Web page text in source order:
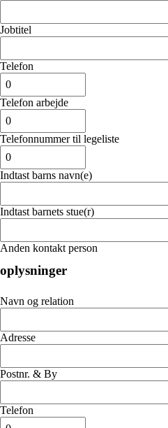
Jobtitel
Telefon
Telefon arbejde
Telefonnummer til legeliste
Indtast barns navn(e)
Indtast barnets stue(r)
Anden kontakt person
oplysninger
Navn og relation
Adresse
Postnr. & By
Telefon